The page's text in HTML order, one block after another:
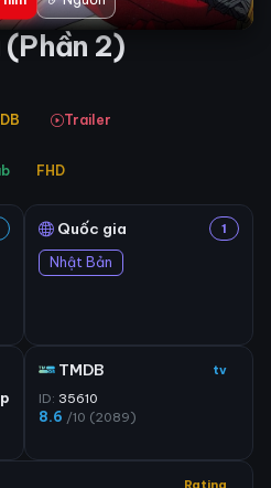
(Phần 2)
Trailer
FHD
Quốc gia 1
Nhật Bản
TMDB tv
ID: 35610
8.6 /10 (2089)
Rating